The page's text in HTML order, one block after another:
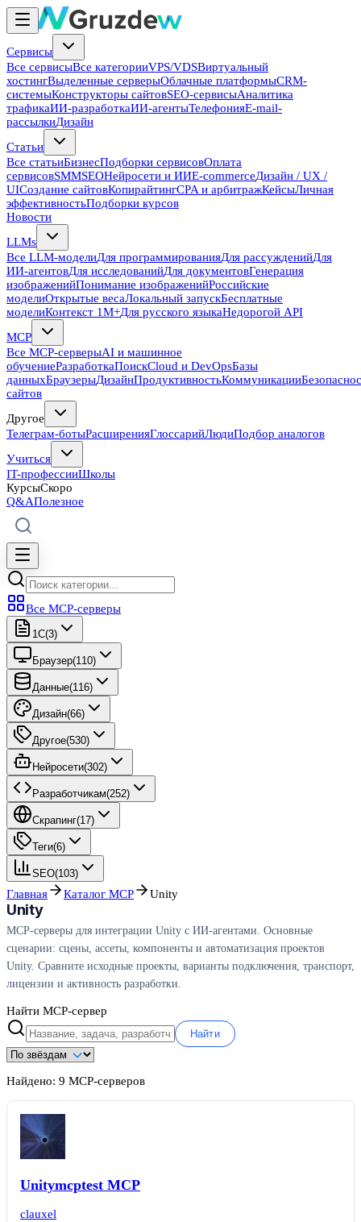
Сервисы
Все сервисыВсе категорииVPS/VDSВиртуальный
хостингВыделенные серверыОблачные платформыCRM-
системыКонструкторы сайтовSEO-сервисыАналитика
трафикаИИ-разработкаИИ-агентыТелефонияE-mail-
рассылкиДизайн
Статьи
Все статьиБизнесПодборки сервисовОплата
сервисовSMMSEOНейросети и ИИE-commerceДизайн / UX /
UIСоздание сайтовКопирайтингCPA и арбитражКейсыЛичная
эффективностьПодборки курсов
Новости
LLMs
Все LLM-моделиДля программированияДля рассужденийДля
ИИ-агентовДля исследованийДля документовГенерация
изображенийПонимание изображенийРоссийские
моделиОткрытые весаЛокальный запускБесплатные
моделиКонтекст 1M+Для русского языкаНедорогой API
MCP
Все MCP-серверыAI и машинное
обучениеРазработкаПоискCloud и DevOpsБазы
данныхБраузерыДизайнПродуктивностьКоммуникации
сайтов
Другое
Телеграм-ботыРасширенияГлоссарийЛюдиПодбор аналогов
Учиться
IT-профессииШколы
КурсыСкоро
Q&AПолезное
Все MCP-серверы
1C(3)
Браузер(110)
Данные(116)
Дизайн(66)
Другое(530)
Нейросети(302)
Разработчикам(252)
Скрапинг(17)
Теги(6)
SEO(103)
Главная Каталог MCP Unity
Unity
MCP-серверы для интеграции Unity с ИИ-агентами. Основные
сценарии: сцены, ассеты, компоненты и автоматизация проектов
Unity. Сравните исходные проекты, варианты подключения, транспорт,
лицензии и активность разработки.
Найти MCP-сервер
Найти
Найдено: 9 MCP-серверов
Unitymcptest MCP
clauxel